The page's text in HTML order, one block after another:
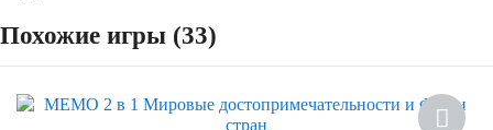
Похожие игры (33)